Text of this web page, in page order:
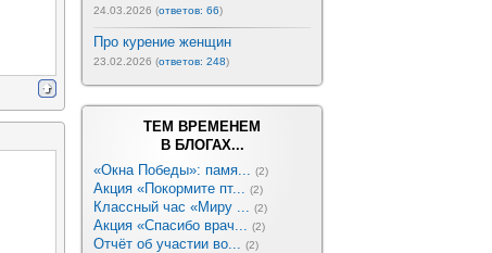
24.03.2026 (ответов: 66)
Про курение женщин
23.02.2026 (ответов: 248)
ТЕМ ВРЕМЕНЕМ
В БЛОГАХ...
«Окна Победы»: памя... (2)
Акция «Покормите пт... (2)
Классный час «Миру ... (2)
Акция «Спасибо врач... (2)
Отчёт об участии во... (2)